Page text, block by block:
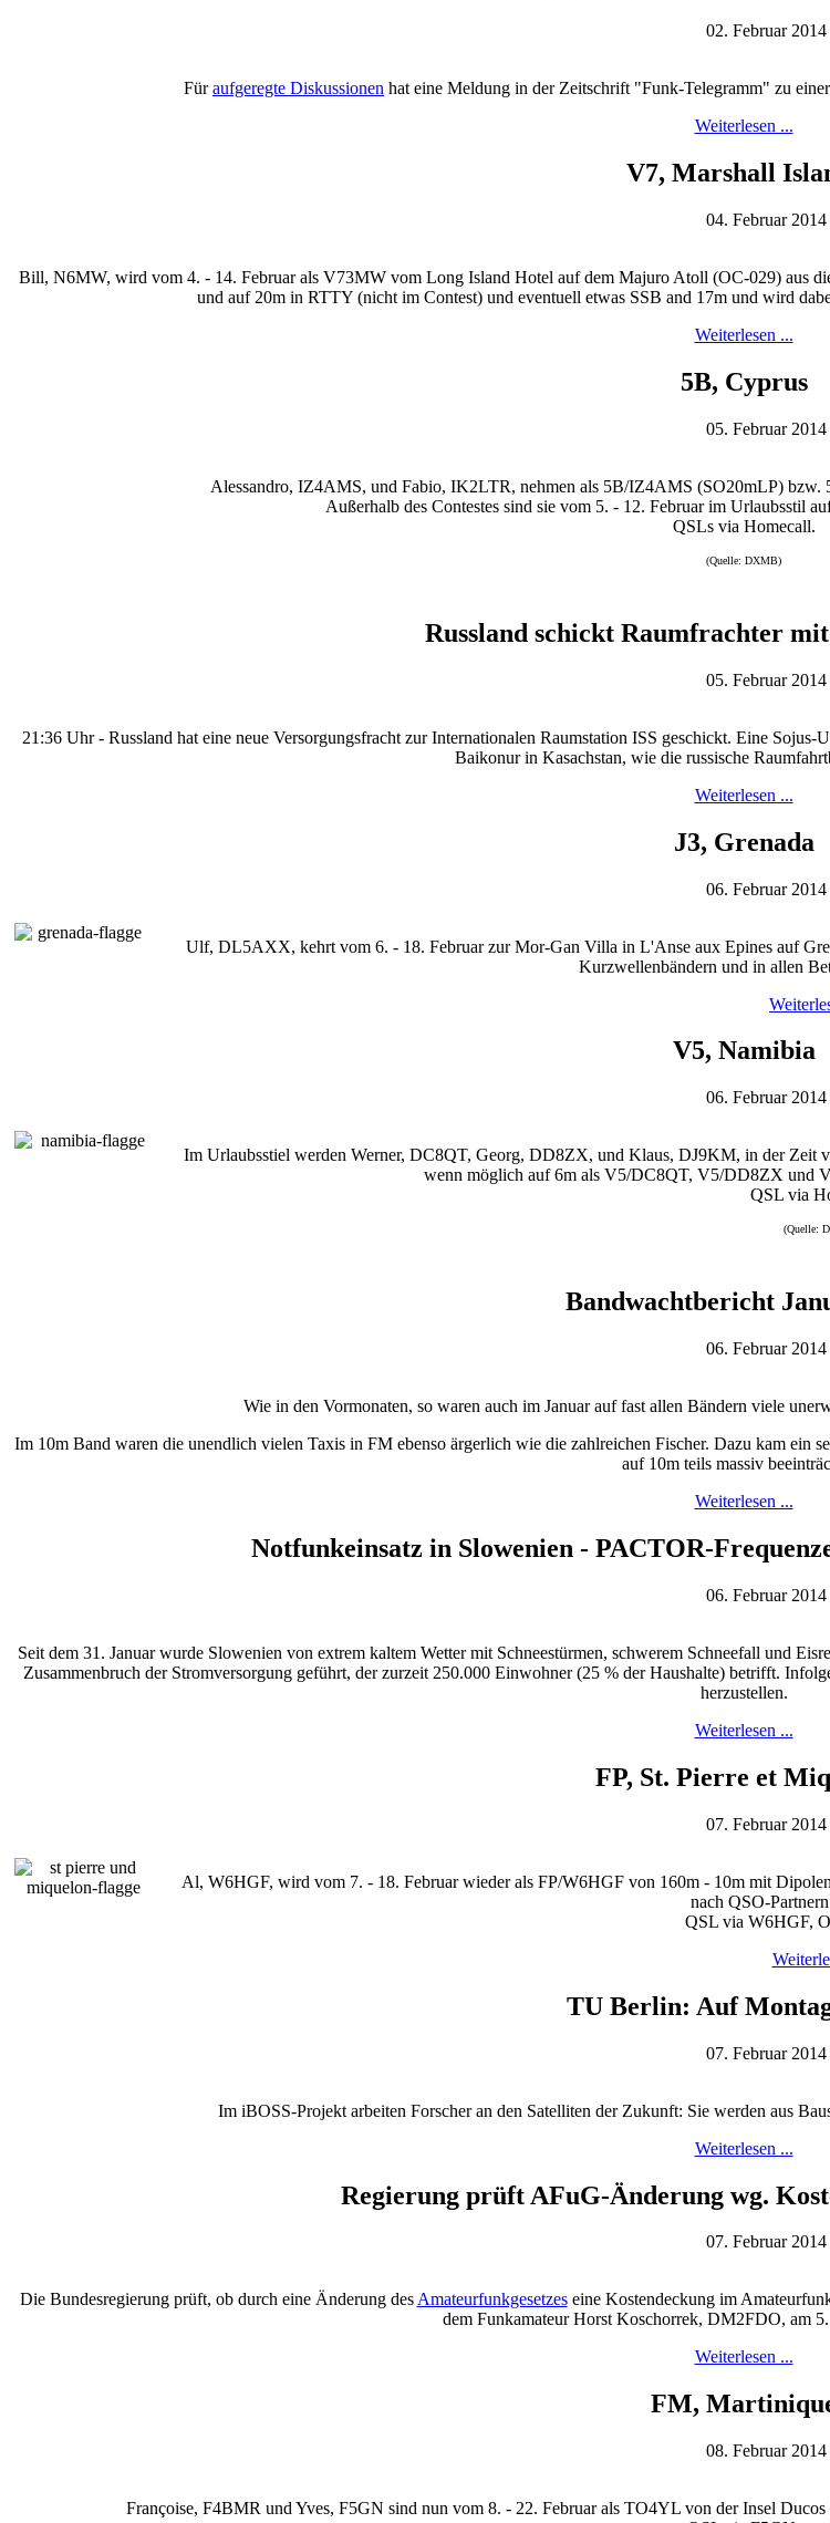
02. Februar 2014
Füraufgeregte Diskussionen hat eine Meldung in der Zeitschrift "Funk-Telegramm" zu
Weiterlesen ...
V7, Marshall
04. Februar 2014
Bill, N6MW, wird vom 4. - 14. Februar als V73MW vom Long Island Hotel auf dem Majuro Atoll (OC-029) aus
und auf 20m in RTTY (nicht im Contest) und eventuell etwas SSB and 17m und wird
Weiterlesen ...
5B, Cyprus
05. Februar 2014
Alessandro, IZ4AMS, und Fabio, IK2LTR, nehmen als 5B/IZ4AMS (SO20mLP)
Außerhalb des Contestes sind sie vom 5. - 12. Februar im Urlaubsstil
QSLs via Homecall.
(Quelle: DXMB)
Russland schickt Raumfrachter
05. Februar 2014
21:36 Uhr - Russland hat eine neue Versorgungsfracht zur Internationalen Raumstation ISS geschickt. Eine
Baikonur in Kasachstan, wie die russische
Weiterlesen ...
J3, Grenada
06. Februar 2014
Ulf, DL5AXX, kehrt vom 6. - 18. Februar zur Mor-Gan Villa in L'Anse aux Epines auf
Kurzwellenbändern und in allen
V5, Namibia
06. Februar 2014
Im Urlaubsstiel werden Werner, DC8QT, Georg, DD8ZX, und Klaus, DJ9KM, in der Zeit
wenn möglich auf 6m als V5/DC8QT, V5/DD8ZX und
QSL via
(Quelle:
Bandwachtbericht
06. Februar 2014
Wie in den Vormonaten, so waren auch im Januar auf fast allen Bändern viele
Im 10m Band waren die unendlich vielen Taxis in FM ebenso ärgerlich wie die zahlreichen Fischer. Dazu kam
auf 10m teils massiv
Weiterlesen ...
Notfunkeinsatz in Slowenien - PACTOR-
06. Februar 2014
Seit dem 31. Januar wurde Slowenien von extrem kaltem Wetter mit Schneestürmen, schwerem Schneefall und
Zusammenbruch der Stromversorgung geführt, der zurzeit 250.000 Einwohner (25 % der Haushalte) betrifft.
herzustellen.
Weiterlesen ...
FP, St. Pierre et
07. Februar 2014
Al, W6HGF, wird vom 7. - 18. Februar wieder als FP/W6HGF von 160m - 10m mit
nach QSO-
QSL via W6HGF,
TU Berlin: Auf
07. Februar 2014
Im iBOSS-Projekt arbeiten Forscher an den Satelliten der Zukunft: Sie werden aus
Weiterlesen ...
Regierung prüft AFuG-Änderung wg.
07. Februar 2014
Die Bundesregierung prüft, ob durch eine Änderung desAmateurfunkgesetzeseine Kostendeckung im
dem Funkamateur Horst Koschorrek, DM2FDO, am
Weiterlesen ...
FM,
08. Februar 2014
Françoise, F4BMR und Yves, F5GN sind nun vom 8. - 22. Februar als TO4YL von der Insel